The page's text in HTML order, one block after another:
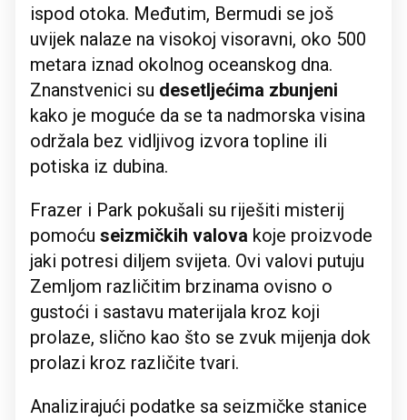
ispod otoka. Međutim, Bermudi se još
uvijek nalaze na visokoj visoravni, oko 500
metara iznad okolnog oceanskog dna.
Znanstvenici su desetljećima zbunjeni
kako je moguće da se ta nadmorska visina
održala bez vidljivog izvora topline ili
potiska iz dubina.
Frazer i Park pokušali su riješiti misterij
pomoću seizmičkih valova koje proizvode
jaki potresi diljem svijeta. Ovi valovi putuju
Zemljom različitim brzinama ovisno o
gustoći i sastavu materijala kroz koji
prolaze, slično kao što se zvuk mijenja dok
prolazi kroz različite tvari.
Analizirajući podatke sa seizmičke stanice